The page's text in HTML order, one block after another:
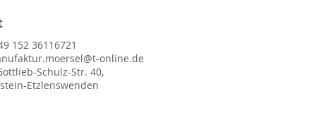
152 36116721
online.de
Schulz-Str. 40,
Etzlenswenden